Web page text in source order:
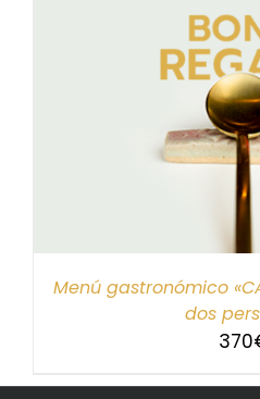
Menú gastronómico
dos
370